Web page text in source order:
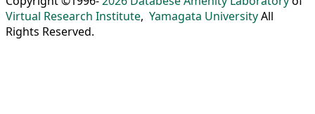
Virtual Research Institute, Yamagata UniversityAll
Rights Reserved.